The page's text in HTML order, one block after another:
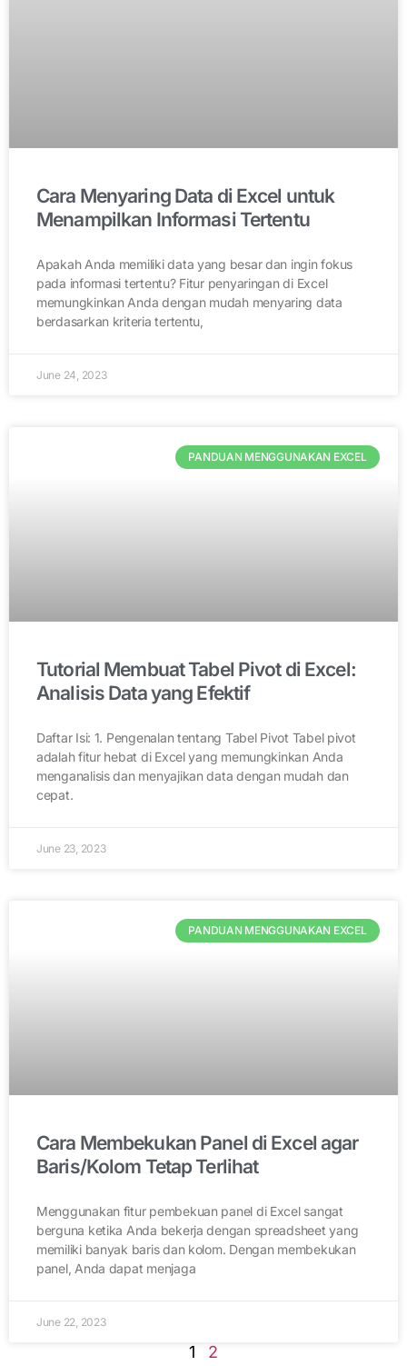
Cara Menyaring Data di Excel untuk
Menampilkan Informasi Tertentu
Apakah Anda memiliki data yang besar dan ingin fokus
pada informasi tertentu? Fitur penyaringan di Excel
memungkinkan Anda dengan mudah menyaring data
berdasarkan kriteria tertentu,
June 24, 2023
PANDUAN MENGGUNAKAN EXCEL
Tutorial Membuat Tabel Pivot di Excel:
Analisis Data yang Efektif
Daftar Isi: 1. Pengenalan tentang Tabel Pivot Tabel pivot
adalah fitur hebat di Excel yang memungkinkan Anda
menganalisis dan menyajikan data dengan mudah dan
cepat.
June 23, 2023
PANDUAN MENGGUNAKAN EXCEL
Cara Membekukan Panel di Excel agar
Baris/Kolom Tetap Terlihat
Menggunakan fitur pembekuan panel di Excel sangat
berguna ketika Anda bekerja dengan spreadsheet yang
memiliki banyak baris dan kolom. Dengan membekukan
panel, Anda dapat menjaga
June 22, 2023
1 2